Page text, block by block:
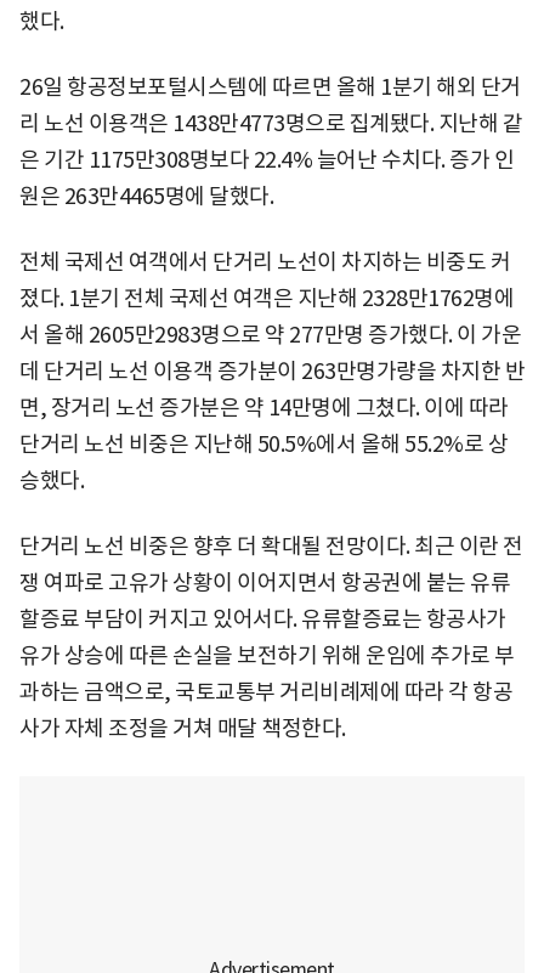
했다.
26일 항공정보포털시스템에 따르면 올해 1분기 해외 단거
리 노선 이용객은 1438만4773명으로 집계됐다. 지난해 같
은 기간 1175만308명보다 22.4% 늘어난 수치다. 증가 인
원은 263만4465명에 달했다.
전체 국제선 여객에서 단거리 노선이 차지하는 비중도 커
졌다. 1분기 전체 국제선 여객은 지난해 2328만1762명에
서 올해 2605만2983명으로 약 277만명 증가했다. 이 가운
데 단거리 노선 이용객 증가분이 263만명가량을 차지한 반
면, 장거리 노선 증가분은 약 14만명에 그쳤다. 이에 따라
단거리 노선 비중은 지난해 50.5%에서 올해 55.2%로 상
승했다.
단거리 노선 비중은 향후 더 확대될 전망이다. 최근 이란 전
쟁 여파로 고유가 상황이 이어지면서 항공권에 붙는 유류
할증료 부담이 커지고 있어서다. 유류할증료는 항공사가
유가 상승에 따른 손실을 보전하기 위해 운임에 추가로 부
과하는 금액으로, 국토교통부 거리비례제에 따라 각 항공
사가 자체 조정을 거쳐 매달 책정한다.